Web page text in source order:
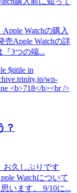
Watchの購入
売Apple Watchの詳
3つの端...
？
久しぶりです
Watchについて
います。 9/10に...